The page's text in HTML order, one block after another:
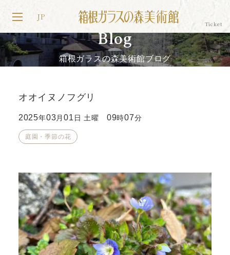
JP
Blog
箱根ガラスの森美術館ブログ
オオイヌノフグリ
2025年03 月01 日 土曜 09時07分
庭園・季節の花